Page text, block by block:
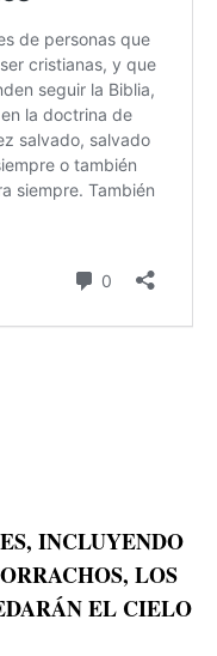
INCLUYENDO
LOS
EL CIELO